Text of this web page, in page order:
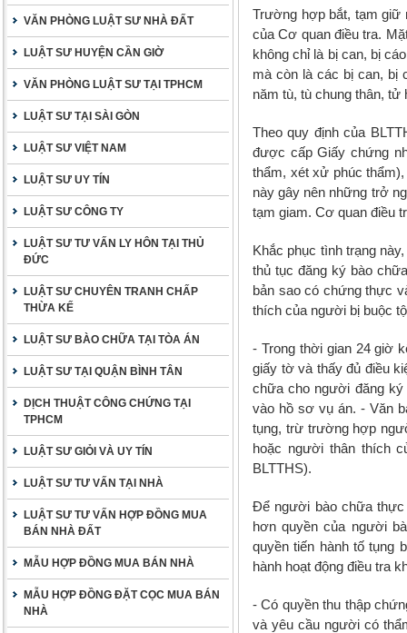
VĂN PHÒNG LUẬT SƯ NHÀ ĐẤT
LUẬT SƯ HUYỆN CẦN GIỜ
VĂN PHÒNG LUẬT SƯ TẠI TPHCM
LUẬT SƯ TẠI SÀI GÒN
LUẬT SƯ VIỆT NAM
LUẬT SƯ UY TÍN
LUẬT SƯ CÔNG TY
LUẬT SƯ TƯ VẤN LY HÔN TẠI THỦ
ĐỨC
LUẬT SƯ CHUYÊN TRANH CHẤP
THỪA KẾ
LUẬT SƯ BÀO CHỮA TẠI TÒA ÁN
LUẬT SƯ TẠI QUẬN BÌNH TÂN
DỊCH THUẬT CÔNG CHỨNG TẠI
TPHCM
LUẬT SƯ GIỎI VÀ UY TÍN
LUẬT SƯ TƯ VẤN TẠI NHÀ
LUẬT SƯ TƯ VẤN HỢP ĐỒNG MUA
BÁN NHÀ ĐẤT
MẪU HỢP ĐỒNG MUA BÁN NHÀ
MẪU HỢP ĐỒNG ĐẶT CỌC MUA BÁN
NHÀ
Trường hợp bắt, tạm giữ
của Cơ quan điều tra.
không chỉ là bị can, bị
mà còn là các bị can, bị
năm tù, tù chung thân,
Theo quy định của
được cấp Giấy chứng
thẩm, xét xử phúc
này gây nên những trở
tạm giam. Cơ quan điều
Khắc phục tình trạng
thủ tục đăng ký bào
bản sao có chứng thực
thích của người bị buộc
- Trong thời gian 24 giờ
giấy tờ và thấy đủ điều
chữa cho người đăng
vào hồ sơ vụ án. - Văn
tụng, trừ trường hợp
hoặc người thân thích
BLTTHS).
Để người bào chữa thực
hơn quyền của người
quyền tiến hành tố tụng
hành hoạt động điều tra
- Có quyền thu thập
và yêu cầu người có